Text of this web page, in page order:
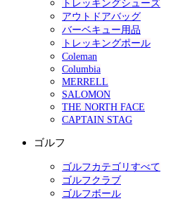
トレッキングシューズ
アウトドアバッグ
バーベキュー用品
トレッキングポール
Coleman
Columbia
MERRELL
SALOMON
THE NORTH FACE
CAPTAIN STAG
ゴルフ
ゴルフカテゴリすべて
ゴルフクラブ
ゴルフボール